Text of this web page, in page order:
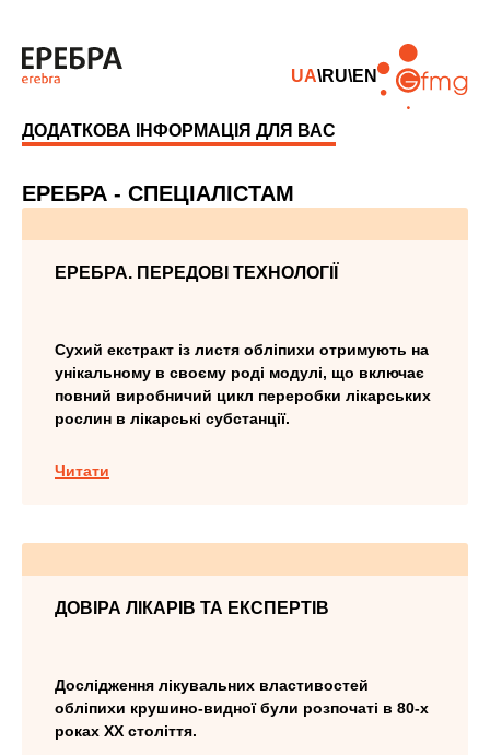
UA\RU\EN
ДОДАТКОВА ІНФОРМАЦІЯ ДЛЯ ВАС
ЕРЕБРА - СПЕЦІАЛІСТАМ
ЕРЕБРА. ПЕРЕДОВІ ТЕХНОЛОГІЇ
Сухий екстракт із листя обліпихи отримують на
унікальному в своєму роді модулі, що включає
повний виробничий цикл переробки лікарських
рослин в лікарські субстанції.
Читати
ДОВІРА ЛІКАРІВ ТА ЕКСПЕРТІВ
Дослідження лікувальних властивостей
обліпихи крушино-видної були розпочаті в 80-х
роках ХХ століття.